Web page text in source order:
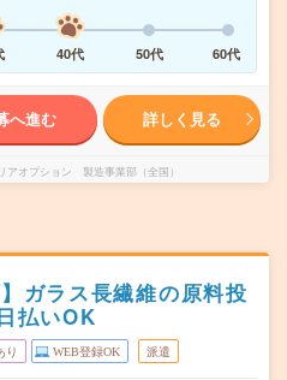
40代 50代 60代
へ進む 詳しく見る
アオプション 製造事業部（全国）
ガラス長繊維の原料投
払いOK
り WEB登録OK 派遣